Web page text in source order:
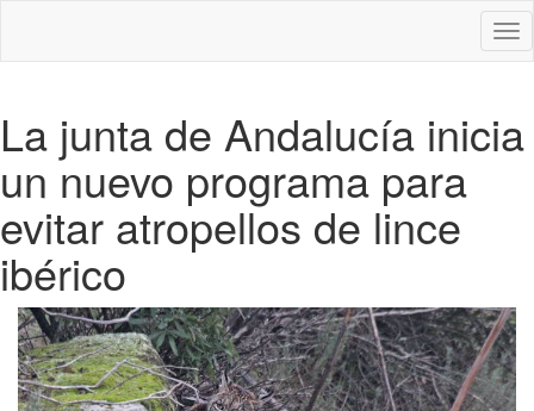
La junta de Andalucía inicia
un nuevo programa para
evitar atropellos de lince
ibérico